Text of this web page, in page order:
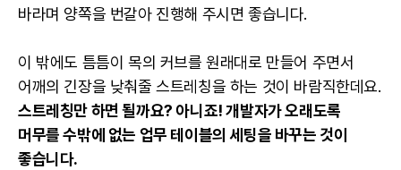
바라며 양쪽을 번갈아 진행해 주시면 좋습니다.
이 밖에도 틈틈이 목의 커브를 원래대로 만들어 주면서
어깨의 긴장을 낮춰줄 스트레칭을 하는 것이 바람직한데요.
스트레칭만 하면 될까요? 아니죠! 개발자가 오래도록
머무를 수밖에 없는 업무 테이블의 세팅을 바꾸는 것이
좋습니다.